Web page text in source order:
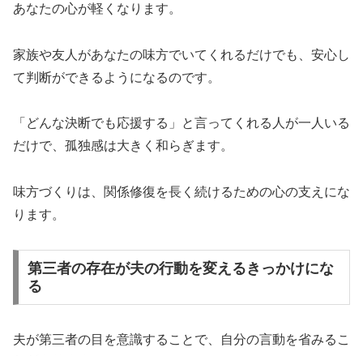
あなたの心が軽くなります。
家族や友人があなたの味方でいてくれるだけでも、安心し
て判断ができるようになるのです。
「どんな決断でも応援する」と言ってくれる人が一人いる
だけで、孤独感は大きく和らぎます。
味方づくりは、関係修復を長く続けるための心の支えにな
ります。
第三者の存在が夫の行動を変えるきっかけにな
る
夫が第三者の目を意識することで、自分の言動を省みるこ